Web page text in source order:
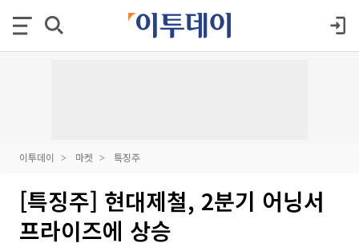
이투데이 마켓 특징주
[특징주] 현대제철, 2분기 어닝서
프라이즈에 상승